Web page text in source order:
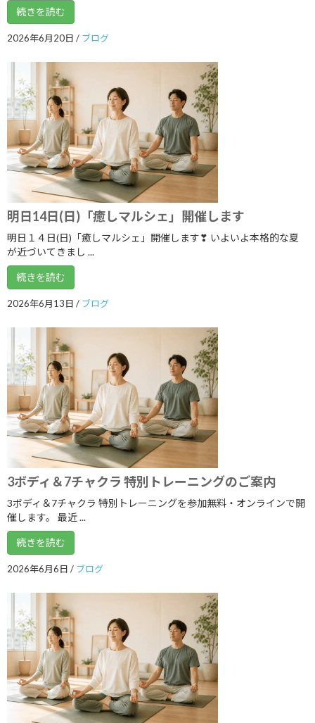
2024年1月
2023年12月
2023年11月
2023年10月
2023年9月
2023年8月
2023年7月
2023年6月
2023年5月
2023年4月
2023年3月
2023年2月
2022年12月
2022年11月
2022年10月
2022年9月
2022年8月
2022年7月
2022年5月
2022年4月
2022年3月
2022年2月
2022年1月
2021年12月
2021年11月
2021年10月
続きを読む
2026年6月20日 / ブログ
明日14日(日)「癒しマルシェ」開催します
明日１４日(日)「癒しマルシェ」開催します❣ いよいよ本格的な夏
が近づいてきまし ...
続きを読む
2026年6月13日 / ブログ
3ボディ＆7チャクラ 特別トレーニングのご案内
3ボディ＆7チャクラ 特別トレーニングを参加無料・オンラインで開
催します。 最近 ...
続きを読む
2026年6月6日 / ブログ